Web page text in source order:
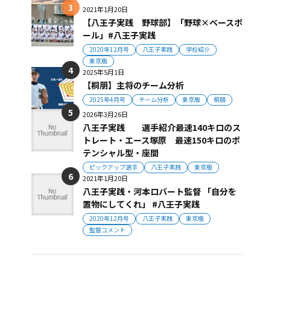
2021年1月20日
【八王子実践 野球部】「野球×ベースボ
ール」#八王子実践
2020年12月号 八王子実践
学校紹介
東京版
2025年5月1日
【桐朋】主将のチーム分析
2025年4月号 チーム分析 東京版 桐朋
2026年3月26日
八王子実践 選手紹介最速140キロのス
トレート・エース塚原 最速150キロのポ
テンシャル型・座間
ピックアップ選手 八王子実践 東京版
2021年1月20日
八王子実践・河本ロバート監督 「自分を
置物にしてくれ」 #八王子実践
2020年12月号 八王子実践
東京版
監督コメント